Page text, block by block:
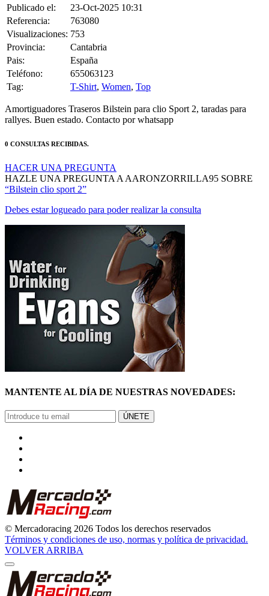
Publicado el:
23-Oct-2025 10:31
Referencia:
763080
Visualizaciones: 753
Provincia:
Cantabria
Pais:
España
Teléfono:
655063123
Tag:
T-Shirt, Women, Top
Amortiguadores Traseros Bilstein para clio Sport 2, taradas para
rallyes. Buen estado. Contacto por whatsapp
0 CONSULTAS RECIBIDAS.
HACER UNA PREGUNTA
HAZLE UNA PREGUNTA A AARONZORRILLA95 SOBRE
“Bilstein clio sport 2”
Debes estar logueado para poder realizar la consulta
MANTENTE AL DÍA DE NUESTRAS NOVEDADES:
ÚNETE
© Mercadoracing 2026 Todos los derechos reservados
Términos y condiciones de uso, normas y política de privacidad.
VOLVER ARRIBA